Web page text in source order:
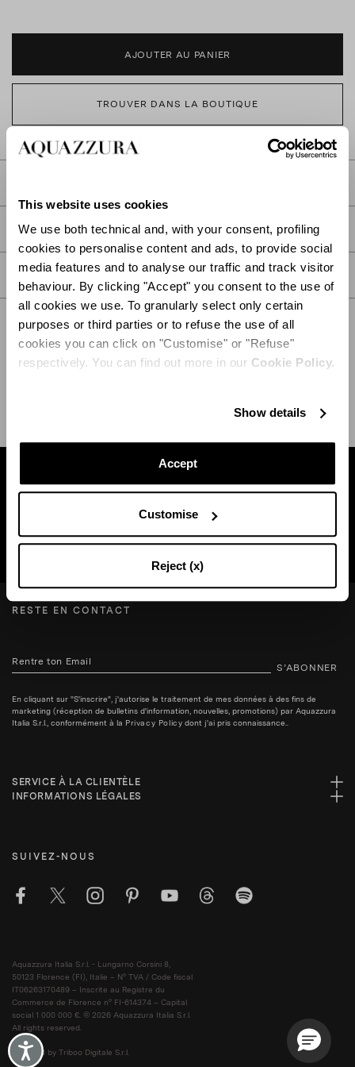
This website uses cookies
We use both technical and, with your consent, profiling
cookies to personalise content and ads, to provide social
media features and to analyse our traffic and track visitor
behaviour. By clicking "Accept" you consent to the use of
all cookies we use. To granularly select only certain
purposes or third parties or to refuse the use of all
cookies you can click on "Customise" or "Refuse"
respectively. You can find out more in our Cookie Policy.
Show details
Accept
Customise
Reject (x)
Accessibility
AJOUTER AU PANIER
TROUVER DANS LA BOUTIQUE
DÉTAIL
SOIN
EXPÉDITION ET RETOUR
Trouvez une boutique près de chez vous
RECHERCHE BOUTIQUE
RESTE EN CONTACT
S’ABONNER
En cliquant sur "S'inscrire", j'autorise le traitement de mes données à des fins de
marketing (réception de bulletins d'information, nouvelles, promotions) par Aquazzura
Italia S.r.l., conformément à la Privacy Policy dont j'ai pris connaissance..
SERVICE À LA CLIENTÈLE
INFORMATIONS LÉGALES
SUIVEZ-NOUS
Aquazzura Italia S.r.l. - Lungarno Corsini 8,
50123 Florence (FI), Italie – N° TVA / Code fiscal
IT06263170489 – Inscrite au Registre du
Commerce de Florence n° FI-614374 – Capital
social 1 000 000 €. © 2026 Aquazzura Italia S.r.l.
All rights reserved.
Powered by Triboo Digitale S.r.l.